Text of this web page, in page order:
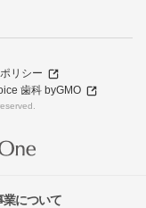
リシー
歯科 byGMO
業について